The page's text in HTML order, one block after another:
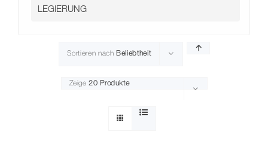
Sortieren nach Beliebtheit
Zeige20 Produkte